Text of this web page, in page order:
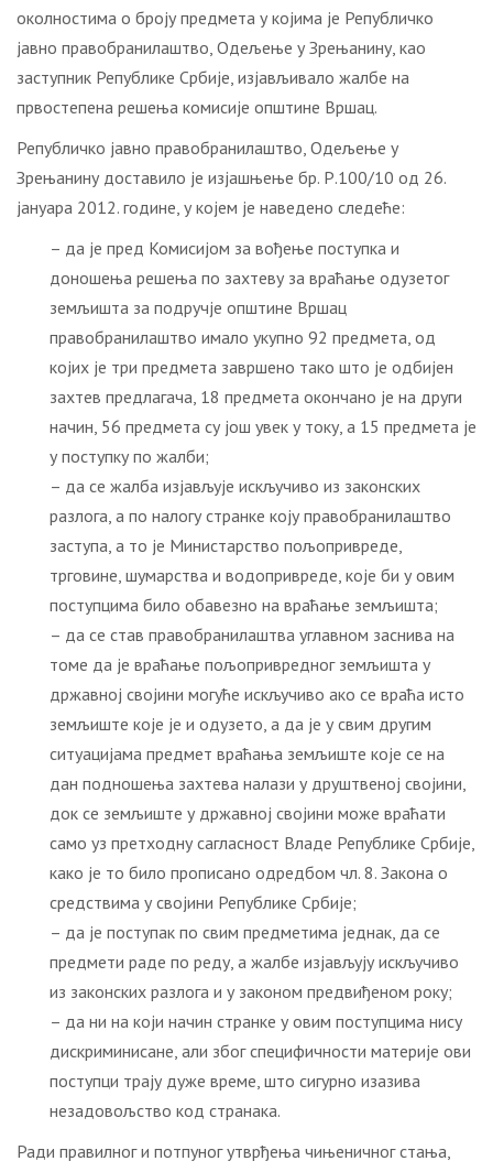
околностима о броју предмета у којима је Републичко
јавно правобранилаштво, Одељење у Зрењанину, као
заступник Републике Србије, изјављивало жалбе на
првостепена решења комисије општине Вршац.
Републичко јавно правобранилаштво, Одељење у
Зрењанину доставило је изјашњење бр. Р.100/10 од 26.
јануара 2012. године, у којем је наведено следеће:
– да је пред Комисијом за вођење поступка и
доношења решења по захтеву за враћање одузетог
земљишта за подручје општине Вршац
правобранилаштво имало укупно 92 предмета, од
којих је три предмета завршено тако што је одбијен
захтев предлагача, 18 предмета окончано је на други
начин, 56 предмета су још увек у току, а 15 предмета је
у поступку по жалби;
– да се жалба изјављује искључиво из законских
разлога, а по налогу странке коју правобранилаштво
заступа, а то је Министарство пољопривреде,
трговине, шумарства и водопривреде, које би у овим
поступцима било обавезно на враћање земљишта;
– да се став правобранилаштва углавном заснива на
томе да је враћање пољопривредног земљишта у
државној својини могуће искључиво ако се враћа исто
земљиште које је и одузето, а да је у свим другим
ситуацијама предмет враћања земљиште које се на
дан подношења захтева налази у друштвеној својини,
док се земљиште у државној својини може враћати
само уз претходну сагласност Владе Републике Србије,
како је то било прописано одредбом чл. 8. Закона о
средствима у својини Републике Србије;
– да је поступак по свим предметима једнак, да се
предмети раде по реду, а жалбе изјављују искључиво
из законских разлога и у законом предвиђеном року;
– да ни на који начин странке у овим поступцима нису
дискриминисане, али због специфичности материје ови
поступци трају дуже време, што сигурно изазива
незадовољство код странака.
Ради правилног и потпуног утврђења чињеничног стања,